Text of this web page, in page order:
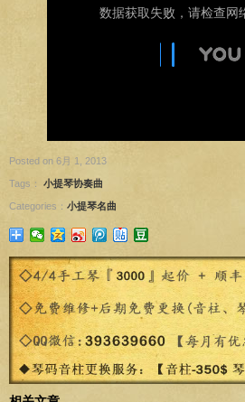
Posted on 6月 1, 2013
Tags： 小提琴协奏曲
Categories： 小提琴名曲